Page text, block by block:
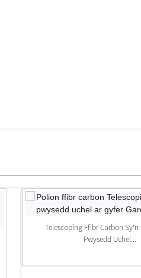
Telescoping Ffibr Carbon
Pwysedd Uchel...